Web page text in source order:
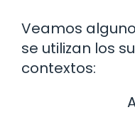
Veamos
se utilizan los
contextos: